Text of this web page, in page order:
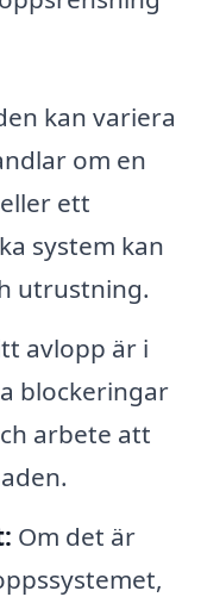
kan variera
om en
ett
system kan
utrustning.
avlopp är i
blockeringar
arbete att
Om det är